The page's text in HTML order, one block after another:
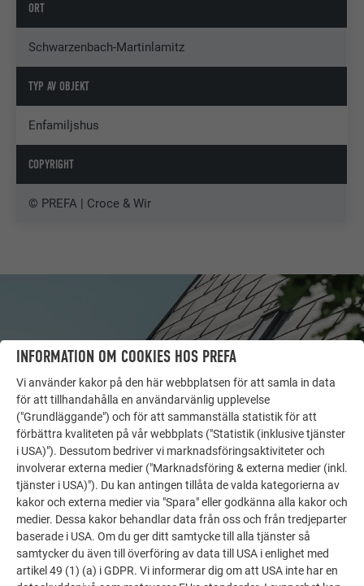
ORT
Schwarzenbach-Martinlamitz
TYP AV OBJEKT
Enfamiljshus
COPYRIGHT
© PREFA | Croce & Wir
LÅT DIG INSPIRERAS
FLER OBJEKT
PREFA:s referensgalleri visar hur mångsidigt
aluminium kan användas. Upptäck fler imponerande
projekt med PREFA:s hållbara aluminiumlösningar för
INFORMATION OM COOKIES HOS PREFA
Vi använder kakor på den här webbplatsen för att samla in data
för att tillhandahålla en användarvänlig upplevelse
("Grundläggande") och för att sammanställa statistik för att
förbättra kvaliteten på vår webbplats ("Statistik (inklusive tjänster
i USA)"). Dessutom bedriver vi marknadsföringsaktiviteter och
involverar externa medier ("Marknadsföring & externa medier (inkl.
tjänster i USA)"). Du kan antingen tillåta de valda kategorierna av
kakor och externa medier via "Spara" eller godkänna alla kakor och
medier. Dessa kakor behandlar data från oss och från tredjeparter
baserade i USA. Om du ger ditt samtycke till alla tjänster så
samtycker du även till överföring av data till USA i enlighet med
artikel 49 (1) (a) i GDPR. Vi informerar dig om att USA inte har en